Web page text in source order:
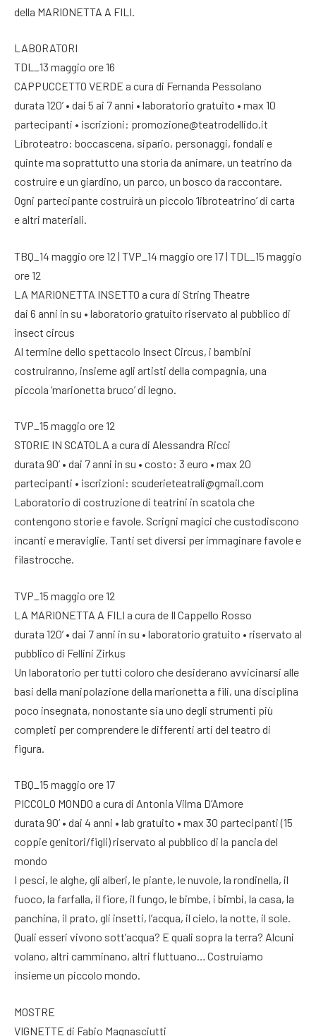
della MARIONETTA A FILI.
LABORATORI
TDL_13 maggio ore 16
CAPPUCCETTO VERDE a cura di Fernanda Pessolano
durata 120’ • dai 5 ai 7 anni • laboratorio gratuito • max 10
partecipanti • iscrizioni: promozione@teatrodellido.it
Libroteatro: boccascena, sipario, personaggi, fondali e
quinte ma soprattutto una storia da animare, un teatrino da
costruire e un giardino, un parco, un bosco da raccontare.
Ogni partecipante costruirà un piccolo ‘libroteatrino’ di carta
e altri materiali.
TBQ_14 maggio ore 12 | TVP_14 maggio ore 17 | TDL_15 maggio
ore 12
LA MARIONETTA INSETTO a cura di String Theatre
dai 6 anni in su • laboratorio gratuito riservato al pubblico di
insect circus
Al termine dello spettacolo Insect Circus, i bambini
costruiranno, insieme agli artisti della compagnia, una
piccola ‘marionetta bruco’ di legno.
TVP_15 maggio ore 12
STORIE IN SCATOLA a cura di Alessandra Ricci
durata 90’ • dai 7 anni in su • costo: 3 euro • max 20
partecipanti • iscrizioni: scuderieteatrali@gmail.com
Laboratorio di costruzione di teatrini in scatola che
contengono storie e favole. Scrigni magici che custodiscono
incanti e meraviglie. Tanti set diversi per immaginare favole e
filastrocche.
TVP_15 maggio ore 12
LA MARIONETTA A FILI a cura de Il Cappello Rosso
durata 120’ • dai 7 anni in su • laboratorio gratuito • riservato al
pubblico di Fellini Zirkus
Un laboratorio per tutti coloro che desiderano avvicinarsi alle
basi della manipolazione della marionetta a fili, una disciplina
poco insegnata, nonostante sia uno degli strumenti più
completi per comprendere le differenti arti del teatro di
figura.
TBQ_15 maggio ore 17
PICCOLO MONDO a cura di Antonia Vilma D’Amore
durata 90’ • dai 4 anni • lab gratuito • max 30 partecipanti (15
coppie genitori/figli) riservato al pubblico di la pancia del
mondo
I pesci, le alghe, gli alberi, le piante, le nuvole, la rondinella, il
fuoco, la farfalla, il fiore, il fungo, le bimbe, i bimbi, la casa, la
panchina, il prato, gli insetti, l’acqua, il cielo, la notte, il sole.
Quali esseri vivono sott’acqua? E quali sopra la terra? Alcuni
volano, altri camminano, altri fluttuano… Costruiamo
insieme un piccolo mondo.
MOSTRE
VIGNETTE di Fabio Magnasciutti